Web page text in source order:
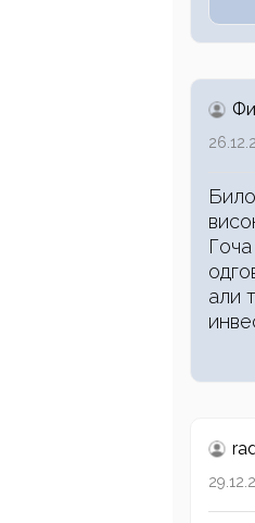
али